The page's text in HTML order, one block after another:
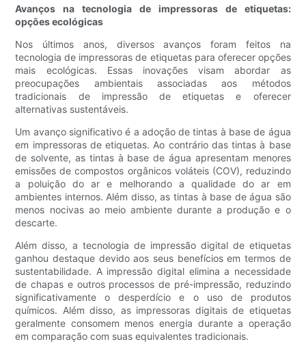
Avanços na tecnologia de impressoras de etiquetas:
opções ecológicas
Nos últimos anos, diversos avanços foram feitos na
tecnologia de impressoras de etiquetas para oferecer opções
mais ecológicas. Essas inovações visam abordar as
preocupações ambientais associadas aos métodos
tradicionais de impressão de etiquetas e oferecer
alternativas sustentáveis.
Um avanço significativo é a adoção de tintas à base de água
em impressoras de etiquetas. Ao contrário das tintas à base
de solvente, as tintas à base de água apresentam menores
emissões de compostos orgânicos voláteis (COV), reduzindo
a poluição do ar e melhorando a qualidade do ar em
ambientes internos. Além disso, as tintas à base de água são
menos nocivas ao meio ambiente durante a produção e o
descarte.
Além disso, a tecnologia de impressão digital de etiquetas
ganhou destaque devido aos seus benefícios em termos de
sustentabilidade. A impressão digital elimina a necessidade
de chapas e outros processos de pré-impressão, reduzindo
significativamente o desperdício e o uso de produtos
químicos. Além disso, as impressoras digitais de etiquetas
geralmente consomem menos energia durante a operação
em comparação com suas equivalentes tradicionais.